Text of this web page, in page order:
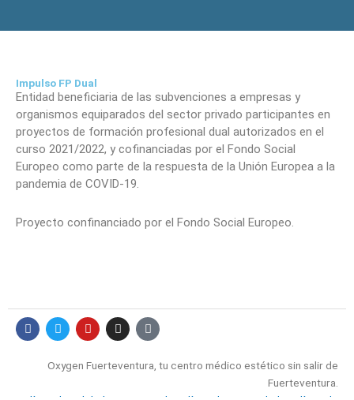
Impulso FP Dual
Entidad beneficiaria de las subvenciones a empresas y
organismos equiparados del sector privado participantes en
proyectos de formación profesional dual autorizados en el
curso 2021/2022, y cofinanciadas por el Fondo Social
Europeo como parte de la respuesta de la Unión Europea a la
pandemia de COVID-19.
Proyecto confinanciado por el Fondo Social Europeo.
F
a
c
o
T
w
i
t
r
Y
o
u
u
e
I
n
s
a
T
i
k
o
Oxygen Fuerteventura, tu centro médico estético sin salir de
Fuerteventura.